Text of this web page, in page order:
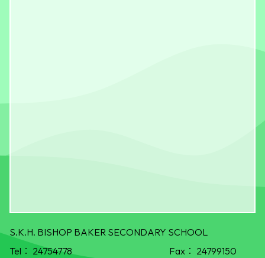
S.K.H. BISHOP BAKER SECONDARY SCHOOL
Tel： 24754778 Fax： 24799150